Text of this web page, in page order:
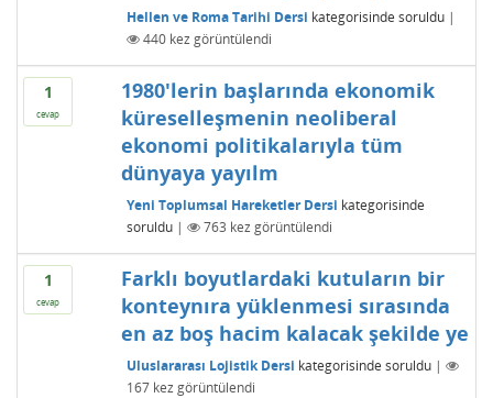
Hellen ve Roma Tarihi Dersi kategorisinde soruldu |
440kez görüntülendi
1
cevap
1980'lerin başlarında ekonomik
küreselleşmenin neoliberal
ekonomi politikalarıyla tüm
dünyaya yayılm
Yeni Toplumsal Hareketler Dersi kategorisinde
soruldu | 763 kez görüntülendi
1
cevap
Farklı boyutlardaki kutuların bir
konteynıra yüklenmesi sırasında
en az boş hacim kalacak şekilde ye
Uluslararası Lojistik Dersi kategorisinde soruldu |
167kez görüntülendi